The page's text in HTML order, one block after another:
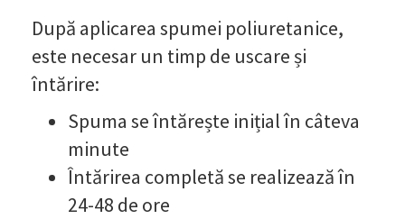
După aplicarea spumei poliuretanice,
este necesar un timp de uscare și
întărire:
Spuma se întărește inițial în câteva
minute
Întărirea completă se realizează în
24-48 de ore